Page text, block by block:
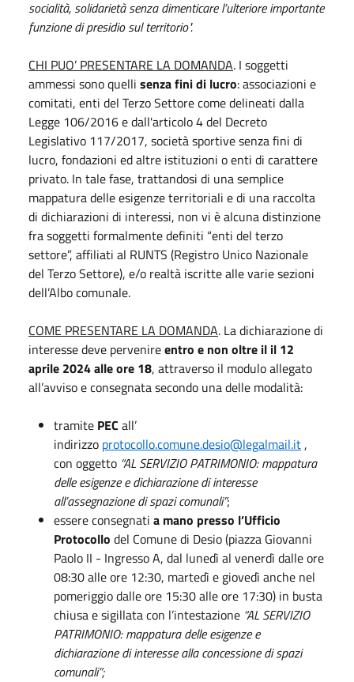
socialità, solidarietà senza dimenticare l’ulteriore importante
funzione di presidio sul territorio".
CHI PUO’ PRESENTARE LA DOMANDA. I soggetti
ammessi sono quelli senza fini di lucro: associazioni e
comitati, enti del Terzo Settore come delineati dalla
Legge 106/2016 e dall'articolo 4 del Decreto
Legislativo 117/2017, società sportive senza fini di
lucro, fondazioni ed altre istituzioni o enti di carattere
privato. In tale fase, trattandosi di una semplice
mappatura delle esigenze territoriali e di una raccolta
di dichiarazioni di interessi, non vi è alcuna distinzione
fra soggetti formalmente definiti “enti del terzo
settore”, affiliati al RUNTS (Registro Unico Nazionale
del Terzo Settore), e/o realtà iscritte alle varie sezioni
dell’Albo comunale.
COME PRESENTARE LA DOMANDA. La dichiarazione di
interesse deve pervenireentro e non oltre il il 12
aprile 2024 alle ore 18, attraverso il modulo allegato
all’avviso e consegnata secondo una delle modalità:
tramite PEC all’
indirizzo protocollo.comune.desio@legalmail.it ,
con oggetto “AL SERVIZIO PATRIMONIO: mappatura
delle esigenze e dichiarazione di interesse
all’assegnazione di spazi comunali”;
essere consegnati a mano presso l’Ufficio
Protocollo del Comune di Desio (piazza Giovanni
Paolo II - Ingresso A, dal lunedì al venerdì dalle ore
08:30 alle ore 12:30, martedì e giovedì anche nel
pomeriggio dalle ore 15:30 alle ore 17:30) in busta
chiusa e sigillata con l’intestazione “AL SERVIZIO
PATRIMONIO: mappatura delle esigenze e
dichiarazione di interesse alla concessione di spazi
comunali”;